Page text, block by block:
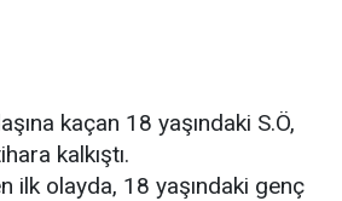
kaçan 18 yaşındaki S.Ö,
kalkıştı.
ilk olayda, 18 yaşındaki genç